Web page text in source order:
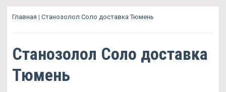
Главная | Станозолол Соло доставка Тюмень
Станозолол Соло доставка
Тюмень